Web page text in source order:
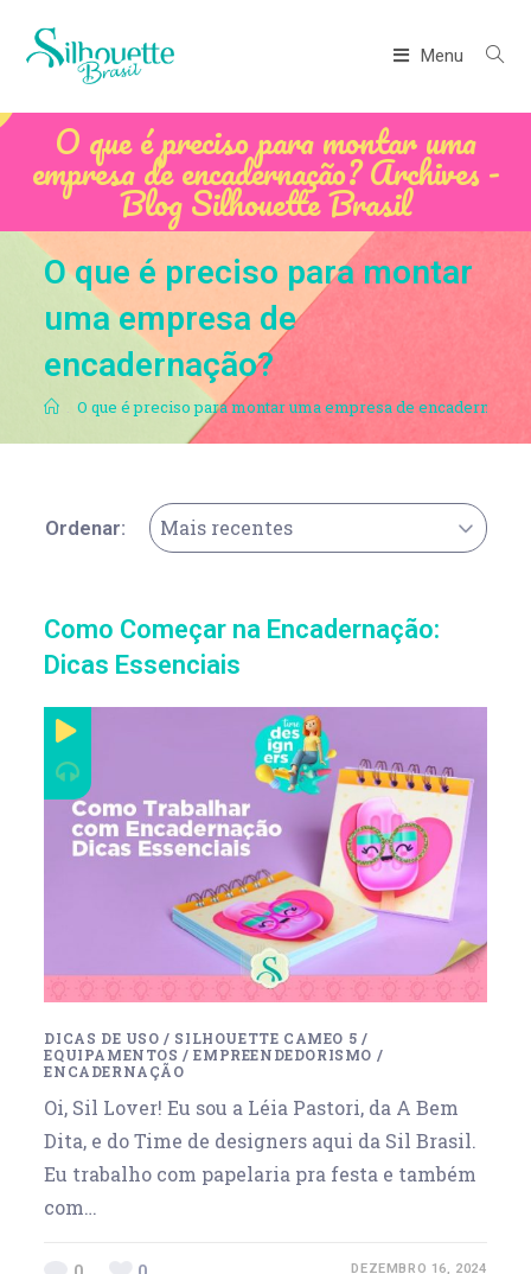
Menu
O que é preciso para montar uma
empresa de encadernação? Archives -
Blog Silhouette Brasil
O que é preciso para montar
uma empresa de
encadernação?
. O que é preciso para montar uma empresa de
Ordenar: Mais recentes
Como Começar na Encadernação:
Dicas Essenciais
DICAS DE USO / SILHOUETTE CAMEO 5 /
EQUIPAMENTOS /EMPREENDEDORISMO /
ENCADERNAÇÃO
Oi, Sil Lover! Eu sou a Léia Pastori, da A Bem
Dita, e do Time de designers aqui da Sil Brasil.
Eu trabalho com papelaria pra festa e também
com…
DEZEMBRO 16, 2024